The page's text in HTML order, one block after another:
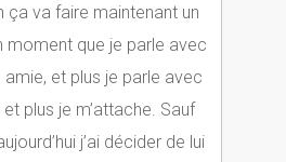
ça va faire maintenant un
moment que je parle avec
amie, et plus je parle avec
et plus je m’attache. Sauf
j’ai décider de lui